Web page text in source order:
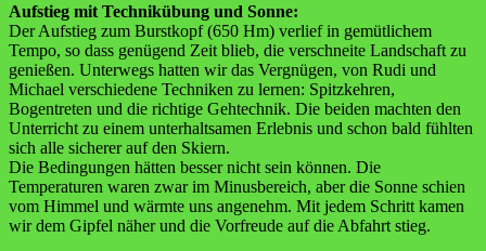
Aufstieg mit Technikübung und Sonne:
Der Aufstieg zum Burstkopf (650 Hm) verlief in gemütlichem
Tempo, so dass genügend Zeit blieb, die verschneite Landschaft zu
genießen. Unterwegs hatten wir das Vergnügen, von Rudi und
Michael verschiedene Techniken zu lernen: Spitzkehren,
Bogentreten und die richtige Gehtechnik. Die beiden machten den
Unterricht zu einem unterhaltsamen Erlebnis und schon bald fühlten
sich alle sicherer auf den Skiern.
Die Bedingungen hätten besser nicht sein können. Die
Temperaturen waren zwar im Minusbereich, aber die Sonne schien
vom Himmel und wärmte uns angenehm. Mit jedem Schritt kamen
wir dem Gipfel näher und die Vorfreude auf die Abfahrt stieg.